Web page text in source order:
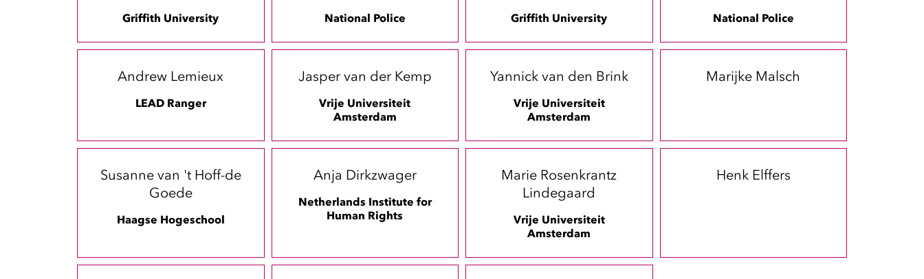
Griffith University National Police Griffith University National Police
Andrew Lemieux
LEAD Ranger
Jasper van der Kemp
Vrije Universiteit
Amsterdam
Yannick van den Brink
Vrije Universiteit
Amsterdam
Marijke Malsch
Susanne van 't Hoff-de
Goede
Haagse Hogeschool
Anja Dirkzwager
Netherlands Institute for
Human Rights
Marie Rosenkrantz
Lindegaard
Vrije Universiteit
Amsterdam
Henk Elffers